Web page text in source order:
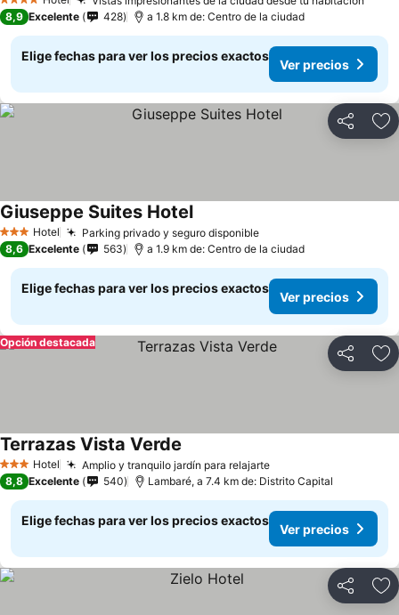
4 Estrellas
8,9 Excelente 428 a 1.8 km de: Centro de la ciudad
Elige fechas para ver los precios exactos
Ver precios
Compartir
3 Estrellas
Hotel Parking privado y seguro disponible
Giuseppe Suites Hotel
8,6 Excelente 563 a 1.9 km de: Centro de la ciudad
Elige fechas para ver los precios exactos
Ver precios
Compartir
Opción destacada
3 Estrellas
Hotel Amplio y tranquilo jardín para relajarte
Terrazas Vista Verde
8,8 Excelente 540 Lambaré, a 7.4 km de: Distrito Capital
Elige fechas para ver los precios exactos
Ver precios
Compartir